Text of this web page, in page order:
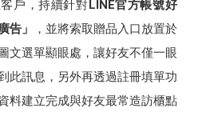
戶，持續針對LINE官方帳號好
告」
，並將索取贈品入口放置於
文選單顯眼處，讓好友不僅一眼
此訊息，另外再透過註冊填單功
料建立完成與好友最常造訪櫃點